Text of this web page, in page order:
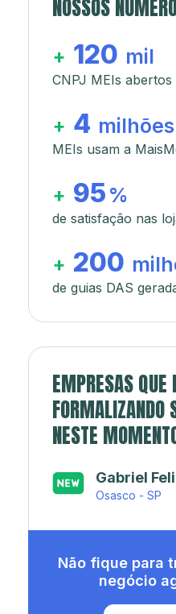
NOSSOS
+ 120 mil
CNPJ MEIs abertos
+ 4 milhões
MEIs usam a
+ 95 %
de satisfação nas
+ 200
de guias DAS
EMPRESAS QUE
FORMALIZANDO
NESTE
Japa’s
Rio de Janeiro
Não fique para
negócio